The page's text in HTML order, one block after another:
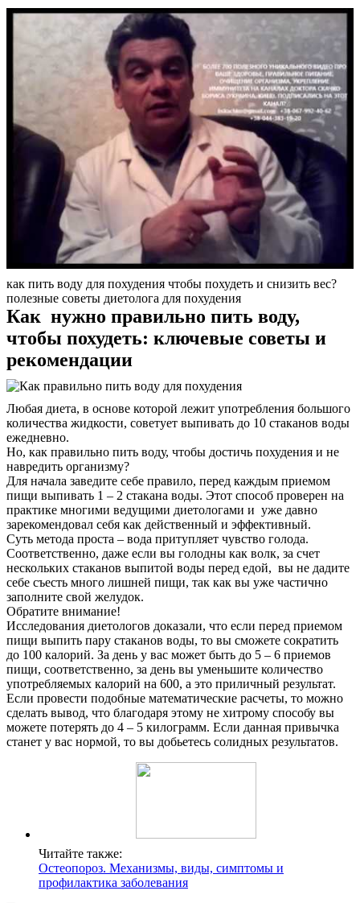
как пить воду для похудения чтобы похудеть и снизить вес?
полезные советы диетолога для похудения
Как нужно правильно пить воду,
чтобы похудеть: ключевые советы и
рекомендации
Любая диета, в основе которой лежит употребления большого
количества жидкости, советует выпивать до 10 стаканов воды
ежедневно.
Но, как правильно пить воду, чтобы достичь похудения и не
навредить организму?
Для начала заведите себе правило, перед каждым приемом
пищи выпивать 1 – 2 стакана воды. Этот способ проверен на
практике многими ведущими диетологами и уже давно
зарекомендовал себя как действенный и эффективный.
Суть метода проста – вода притупляет чувство голода.
Соответственно, даже если вы голодны как волк, за счет
нескольких стаканов выпитой воды перед едой, вы не дадите
себе съесть много лишней пищи, так как вы уже частично
заполните свой желудок.
Обратите внимание!
Исследования диетологов доказали, что если перед приемом
пищи выпить пару стаканов воды, то вы сможете сократить
до 100 калорий. За день у вас может быть до 5 – 6 приемов
пищи, соответственно, за день вы уменьшите количество
употребляемых калорий на 600, а это приличный результат.
Если провести подобные математические расчеты, то можно
сделать вывод, что благодаря этому не хитрому способу вы
можете потерять до 4 – 5 килограмм. Если данная привычка
станет у вас нормой, то вы добьетесь солидных результатов.
Читайте также:
Остеопороз. Механизмы, виды, симптомы и
профилактика заболевания